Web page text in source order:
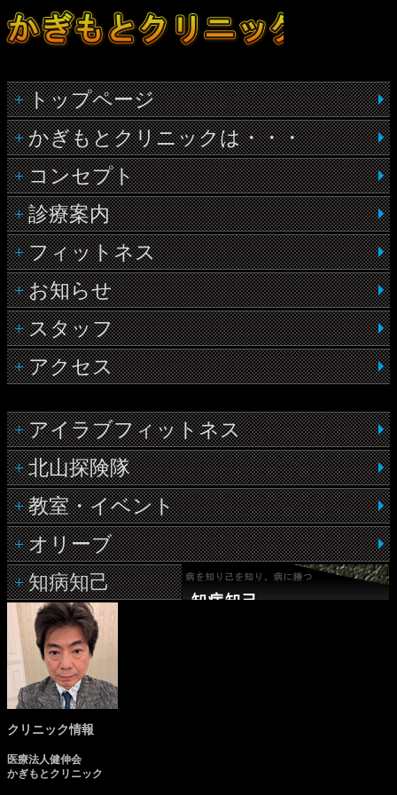
トップページ
かぎもとクリニックは・・・
コンセプト
診療案内
フィットネス
お知らせ
スタッフ
アクセス
アイラブフィットネス
北山探険隊
教室・イベント
オリーブ
知病知己
クリニック情報
医療法人健伸会
かぎもとクリニック